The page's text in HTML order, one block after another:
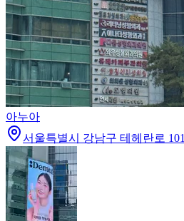
아누아
서울특별시 강남구 테헤란로 101